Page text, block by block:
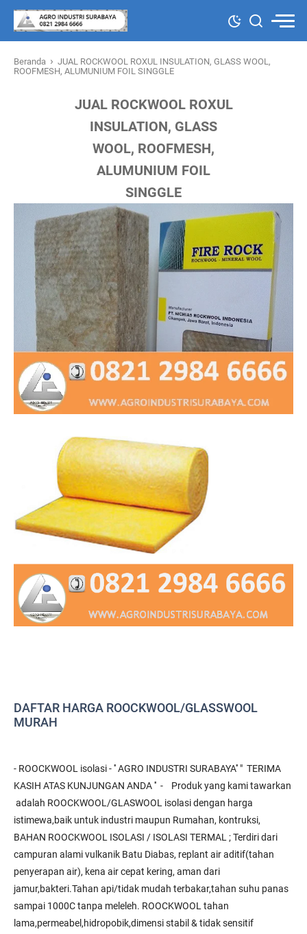
Beranda › JUAL ROCKWOOL ROXUL INSULATION, GLASS WOOL,
ROOFMESH, ALUMUNIUM FOIL SINGGLE
JUAL ROCKWOOL ROXUL
INSULATION, GLASS
WOOL, ROOFMESH,
ALUMUNIUM FOIL
SINGGLE
DAFTAR HARGA ROOCKWOOL/GLASSWOOL
MURAH
- ROOCKWOOL isolasi - '' AGRO INDUSTRI SURABAYA'' " TERIMA
KASIH ATAS KUNJUNGAN ANDA '' - Produk yang kami tawarkan
adalah ROOCKWOOL/GLASWOOL isolasi dengan harga
istimewa,baik untuk industri maupun Rumahan, kontruksi,
BAHAN ROOCKWOOL ISOLASI / ISOLASI TERMAL ; Terdiri dari
campuran alami vulkanik Batu Diabas, replant air aditif(tahan
penyerapan air), kena air cepat kering, aman dari
jamur,bakteri.Tahan api/tidak mudah terbakar,tahan suhu panas
sampai 1000C tanpa meleleh. ROOCKWOOL tahan
lama,permeabel,hidropobik,dimensi stabil & tidak sensitif